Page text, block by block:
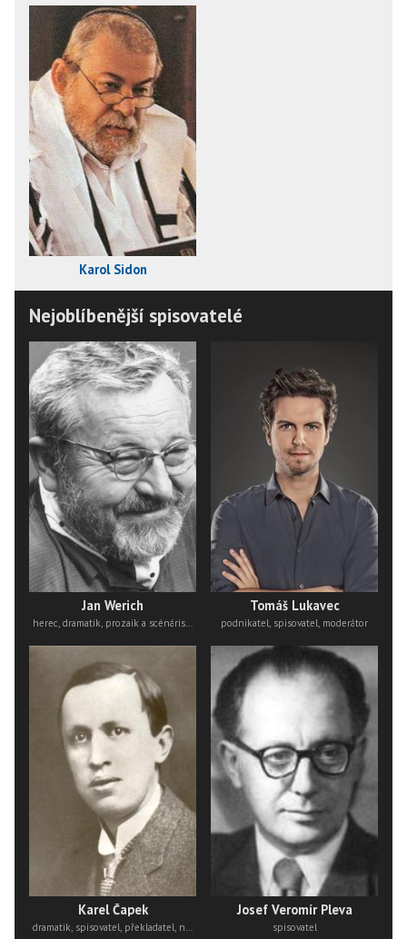
Karol Sidon
Nejoblíbenější spisovatelé
Jan Werich
herec, dramatik, prozaik a scénárista
Tomáš Lukavec
podnikatel, spisovatel, moderátor
Karel Čapek
dramatik, spisovatel, překladatel, novinář, fotograf, filosof
Josef Veromír Pleva
spisovatel